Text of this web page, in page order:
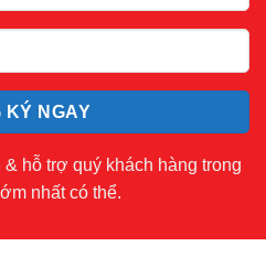
hỗ trợ quý khách hàng trong
nhất có thể.